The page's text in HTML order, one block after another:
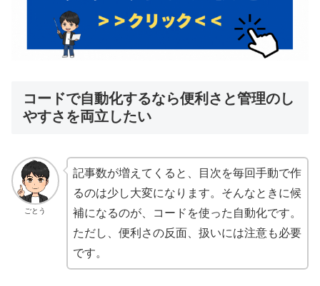
コードで自動化するなら便利さと管理のし
やすさを両立したい
ごとう
記事数が増えてくると、目次を毎回手動で作
るのは少し大変になります。そんなときに候
補になるのが、コードを使った自動化です。
ただし、便利さの反面、扱いには注意も必要
です。